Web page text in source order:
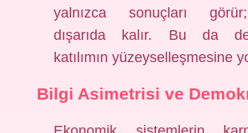
yalnızca sonuçları
dışarıda kalır. Bu da
katılımın yüzeyselleşmesine
Bilgi Asimetrisi ve